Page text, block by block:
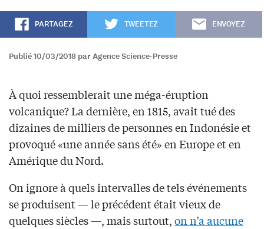
PARTAGEZ TWEETEZ ENVOYEZ
Publié 10/03/2018 par Agence Science-Presse
À quoi ressemblerait une méga-éruption
volcanique? La dernière, en 1815, avait tué des
dizaines de milliers de personnes en Indonésie et
provoqué «une année sans été» en Europe et en
Amérique du Nord.
On ignore à quels intervalles de tels événements
se produisent — le précédent était vieux de
quelques siècles —, mais surtout,on n’a aucune